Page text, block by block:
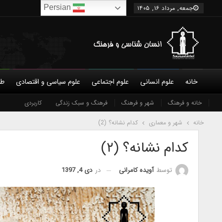
جمعه, مرداد ۱۶, ۱۴۰۵
خانه
درباره ما شورای عالی نویسندگان شرایط همکاری و عضویت
علوم انسانی علوم اجتماعی علوم سیاسی و اقتصادی
ادبیات اسطوره شناسی سینما صدا و موسیقی عکس مستند خانه و فرهنگ شهر و فرهنگ فرهنگ و سبک زندگی کاربردی
خانه شهر و معماری کدام نشانه؟ (2)
کدام نشانه؟ (۲)
توسط آویده کامرانی در دی 4, 1397